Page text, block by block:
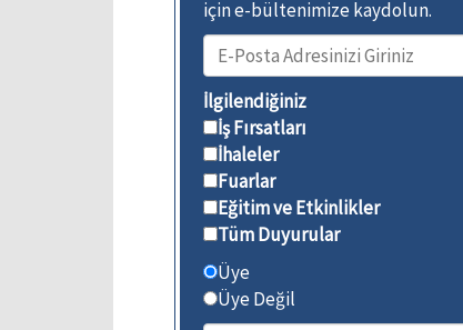
için e-bültenimize kaydolun.
İlgilendiğiniz
İş Fırsatları
İhaleler
Fuarlar
Eğitim ve Etkinlikler
Tüm Duyurular
Üye
Üye Değil